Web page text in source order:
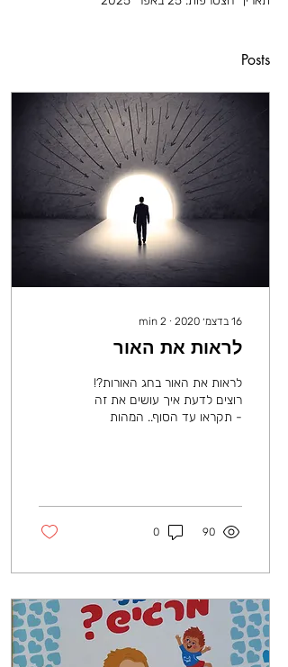
Posts
16 בדצמ׳ 2020 ∙
2
min
לראות את האור
לראות את האור בחג האורות?!
רוצים לדעת איך עושים את זה
- תקראו עד הסוף.. המהות
90
0